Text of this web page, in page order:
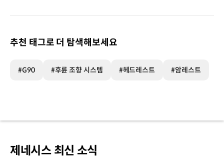
추천 태그로 더 탐색해보세요
#G90 #후륜 조향 시스템 #헤드레스트 #암레스트
제네시스 최신 소식